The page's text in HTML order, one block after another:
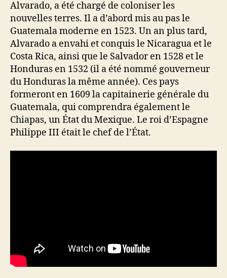
Alvarado, a été chargé de coloniser les
nouvelles terres. Il a d’abord mis au pas le
Guatemala moderne en 1523. Un an plus tard,
Alvarado a envahi et conquis le Nicaragua et le
Costa Rica, ainsi que le Salvador en 1528 et le
Honduras en 1532 (il a été nommé gouverneur
du Honduras la même année). Ces pays
formeront en 1609 la capitainerie générale du
Guatemala, qui comprendra également le
Chiapas, un État du Mexique. Le roi d’Espagne
Philippe III était le chef de l’État.